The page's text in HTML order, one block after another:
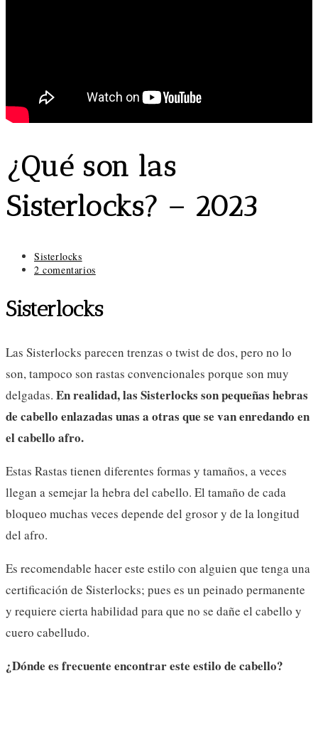
¿Qué son las
Sisterlocks? – 2023
Categoría
de
entrada:
Sisterlocks
Comentarios
entrada:
2 comentarios
Sisterlocks
Las Sisterlocks parecen trenzas o twist de dos, pero no lo
son, tampoco son rastas convencionales porque son muy
delgadas. En realidad, las Sisterlocks son pequeñas hebras
de cabello enlazadas unas a otras que se van enredando en
el cabello afro.
Estas Rastas tienen diferentes formas y tamaños,a veces
llegan a semejar la hebra del cabello. El tamaño de cada
bloqueo muchas veces depende del grosor y de la longitud
del afro.
Es recomendable hacer este estilo con alguien que tenga una
certificación de Sisterlocks; pues es un peinado permanente
y requiere cierta habilidad para que no se dañe el cabello y
cuero cabelludo.
¿Dónde es frecuente encontrar este estilo de cabello?